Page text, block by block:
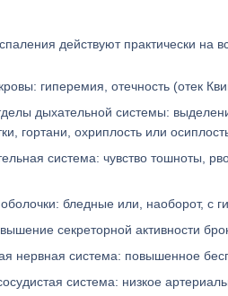
действуют практически на
гиперемия, отечность (отек
дыхательной системы:
гортани, охриплость или
система: чувство тошноты,
бледные или, наоборот, с
секреторной активности
нервная система: повышенное
система: низкое